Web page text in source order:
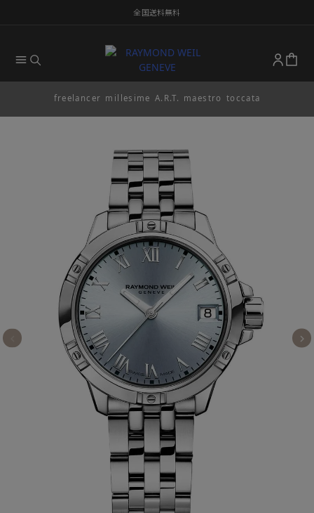
全国送料無料
freelancer millesime A.R.T. maestro toccata